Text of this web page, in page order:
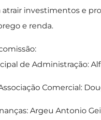
atrair investimentos e
e renda.
de Administração:
Comercial:
Argeu Antonio